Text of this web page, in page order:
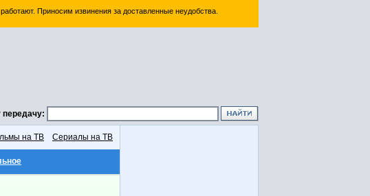
Приносим извинения за доставленные неудобства.
на ТВ Сериалы на ТВ